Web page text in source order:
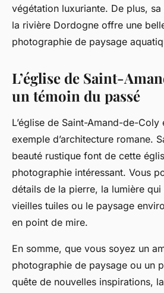
végétation luxuriante. De plus,
la rivière Dordogne offre une
photographie de paysage
L’église de Saint-
un témoin du passé
L’église de Saint-Amand-de-
exemple d’architecture romane.
beauté rustique font de cette
photographie intéressant. Vous
détails de la pierre, la lumière
vieilles tuiles ou le paysage
en point de mire.
En somme, que vous soyez un
photographie de paysage ou un
quête de nouvelles inspirations,